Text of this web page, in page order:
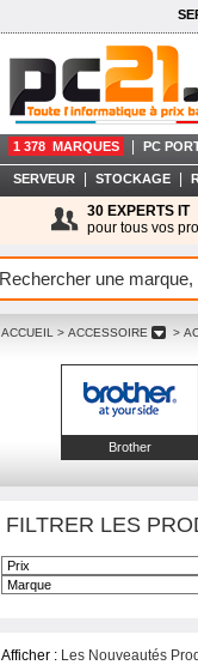
1 378 MARQUES PC
SERVEUR STOCKAGE
30 EXPERTS IT
pour tous vos
ACCUEIL > ACCESSOIRE >
Brother
FILTRER LES
Afficher : Les Nouveautés